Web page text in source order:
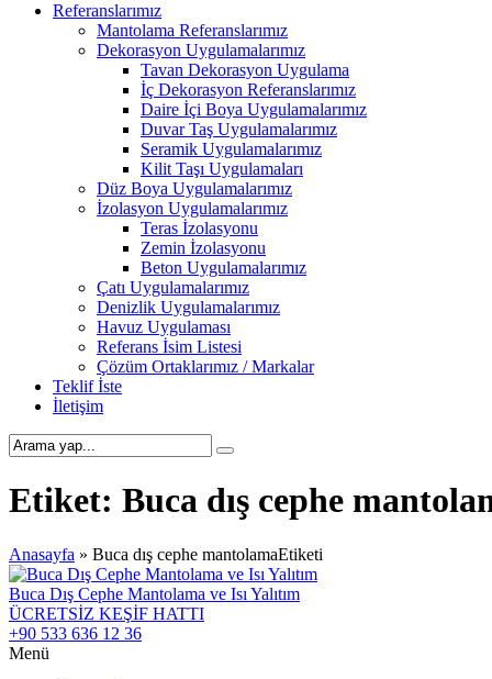
Referanslarımız
Mantolama Referanslarımız
Dekorasyon Uygulamalarımız
Tavan Dekorasyon Uygulama
İç Dekorasyon Referanslarımız
Daire İçi Boya Uygulamalarımız
Duvar Taş Uygulamalarımız
Seramik Uygulamalarımız
Kilit Taşı Uygulamaları
Düz Boya Uygulamalarımız
İzolasyon Uygulamalarımız
Teras İzolasyonu
Zemin İzolasyonu
Beton Uygulamalarımız
Çatı Uygulamalarımız
Denizlik Uygulamalarımız
Havuz Uygulaması
Referans İsim Listesi
Çözüm Ortaklarımız / Markalar
Teklif İste
İletişim
Etiket: Buca dış cephe
Anasayfa » Buca dış cephe mantolamaEtiketi
Buca Dış Cephe Mantolama ve Isı Yalıtım
ÜCRETSİZ KEŞİF HATTI
+90 533 636 12 36
Menü